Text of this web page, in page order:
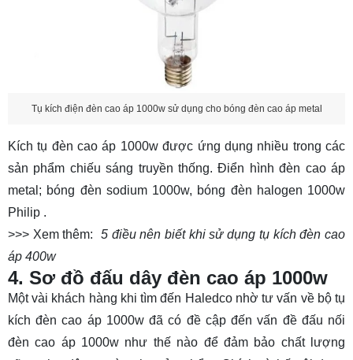
Tụ kích điện đèn cao áp 1000w sử dụng cho bóng đèn cao áp metal
Kích tụ đèn cao áp 1000w được ứng dụng nhiều trong các
sản phẩm chiếu sáng truyền thống. Điển hình đèn cao áp
metal; bóng đèn sodium 1000w, bóng đèn halogen 1000w
Philip .
>>> Xem thêm:
5 điều nên biết khi sử dụng tụ kích đèn cao
áp 400w
4. Sơ đồ đấu dây đèn cao áp 1000w
Một vài khách hàng khi tìm đến Haledco nhờ tư vấn về bộ tụ
kích đèn cao áp 1000wđã có đề cập đến vấn đề đấu nối
đèn cao áp 1000w như thế nào để đảm bảo chất lượng